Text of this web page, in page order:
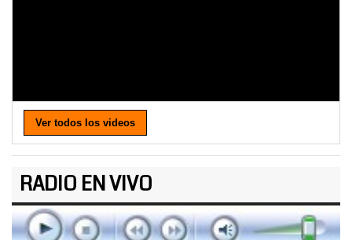
Ver todos los videos
RADIO EN VIVO